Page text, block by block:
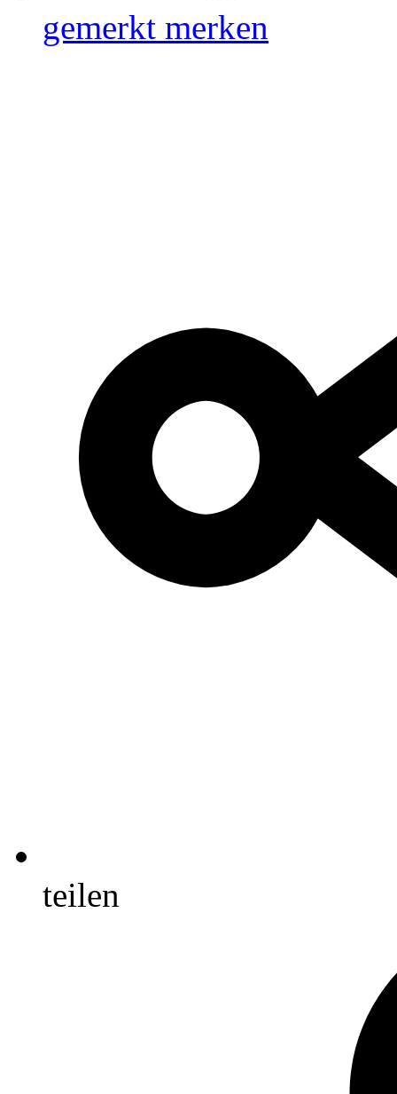
gemerkt merken
teilen